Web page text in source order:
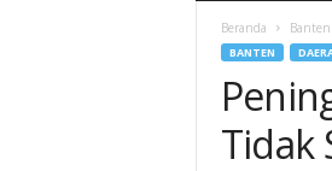
Beranda Banten
BANTEN
Tidak